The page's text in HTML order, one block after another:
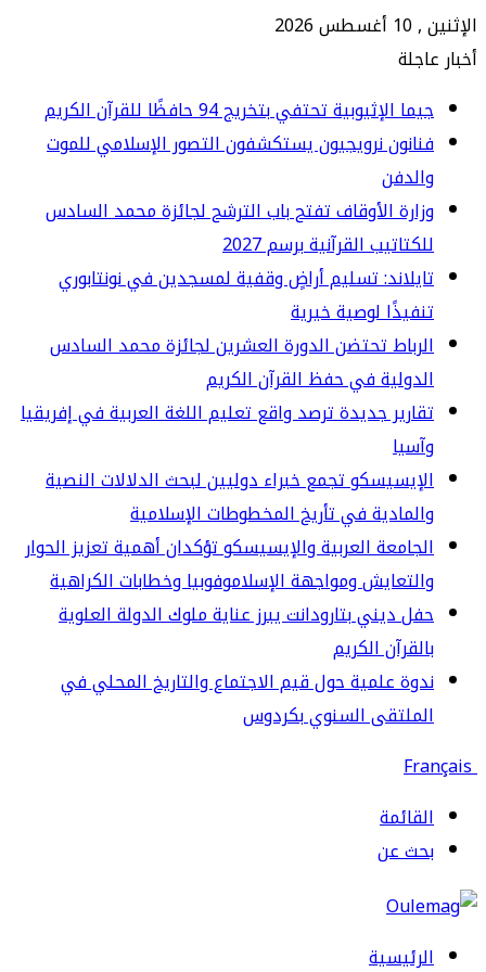
الإثيوبية تحتفي بتخريج 94 حافظًا للقرآن الكريم
نرويجيون يستكشفون التصور الإسلامي للموت
الأوقاف تفتح باب الترشح لجائزة محمد السادس
القرآنية برسم 2027
تسليم أراضٍ وقفية لمسجدين في نونتابوري
لوصية خيرية
تحتضن الدورة العشرين لجائزة محمد السادس
في حفظ القرآن الكريم
جديدة ترصد واقع تعليم اللغة العربية في إفريقيا
تجمع خبراء دوليين لبحث الدلالات النصية
في تأريخ المخطوطات الإسلامية
العربية والإيسيسكو تؤكدان أهمية تعزيز الحوار
ومواجهة الإسلاموفوبيا وخطابات الكراهية
ديني بتارودانت يبرز عناية ملوك الدولة العلوية
الكريم
علمية حول قيم الاجتماع والتاريخ المحلي في
السنوي بكردوس
عن